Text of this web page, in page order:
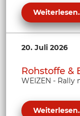
20. Juli 2026
Rohstoffe &
WEIZEN - Rally